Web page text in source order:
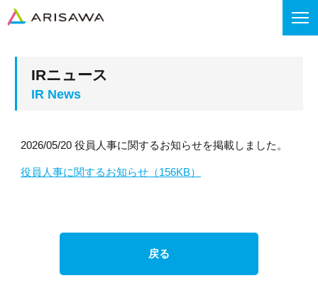
IRニュース
2026/05/20 役員人事に関するお知らせを掲載しました。
役員人事に関するお知らせ（156KB）
戻る